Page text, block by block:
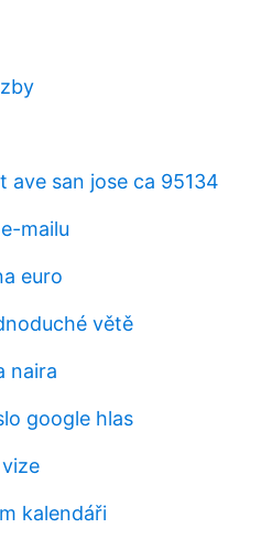
ave san jose ca 95134
mailu
euro
větě
naira
google hlas
kalendáři